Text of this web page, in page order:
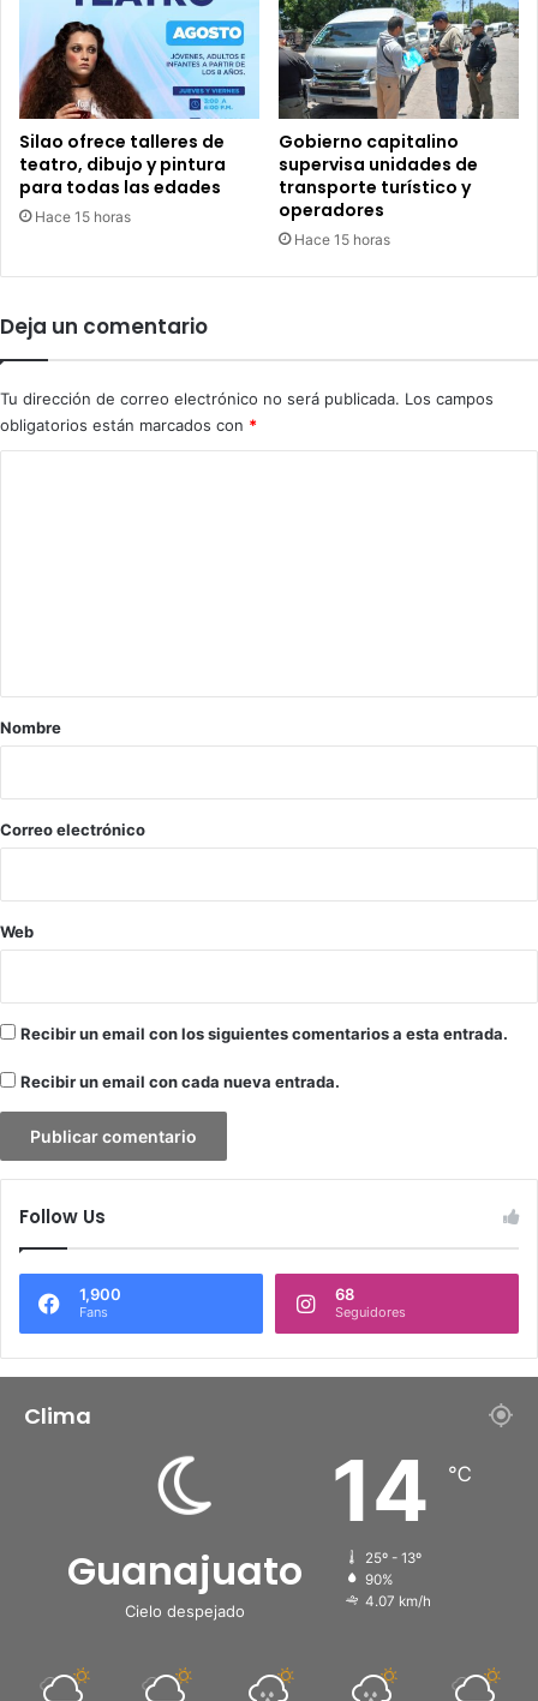
r
t
e
r
c
e
o
a
s
ó
n
v
a
n
2
1
Silao ofrece talleres de
teatro, dibujo y pintura
para todas las edades
Hace 15 horas
Gobierno capitalino
supervisa unidades de
transporte turístico y
operadores
Hace 15 horas
Deja un comentario
Tu dirección de correo electrónico no será publicada. Los campos
obligatorios están marcados con *
r
*
Nombre
Correo electrónico
Web
Recibir un email con los siguientes comentarios a esta entrada.
Recibir un email con cada nueva entrada.
Follow Us
1,900
Fans
68
Seguidores
Clima
Guanajuato
Cielo despejado
14 ℃
25º - 13º
90%
4.07 km/h